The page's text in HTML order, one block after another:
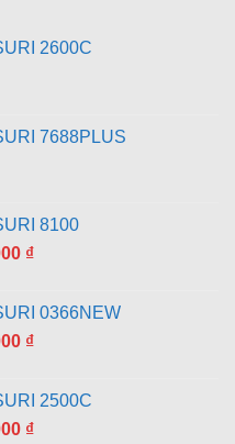
2600C
7688PLUS
8100
₫.
₫Giá
là:
7,690,000 ₫.
0366NEW
₫.
₫Giá
là:
3,380,000 ₫.
2500C
₫Giá